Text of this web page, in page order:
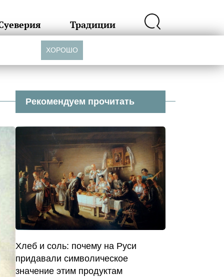
Традиции
Рекомендуем прочитать
Хлеб и соль: почему на Руси
придавали символическое
значение этим продуктам
ХОРОШО